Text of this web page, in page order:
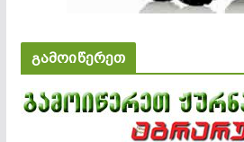
გამოიწერეთ